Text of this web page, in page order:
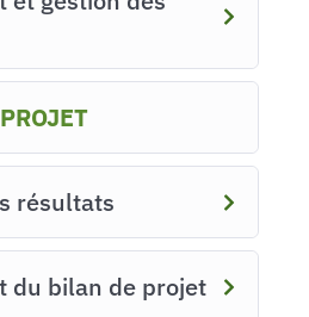
résultats
du bilan de projet